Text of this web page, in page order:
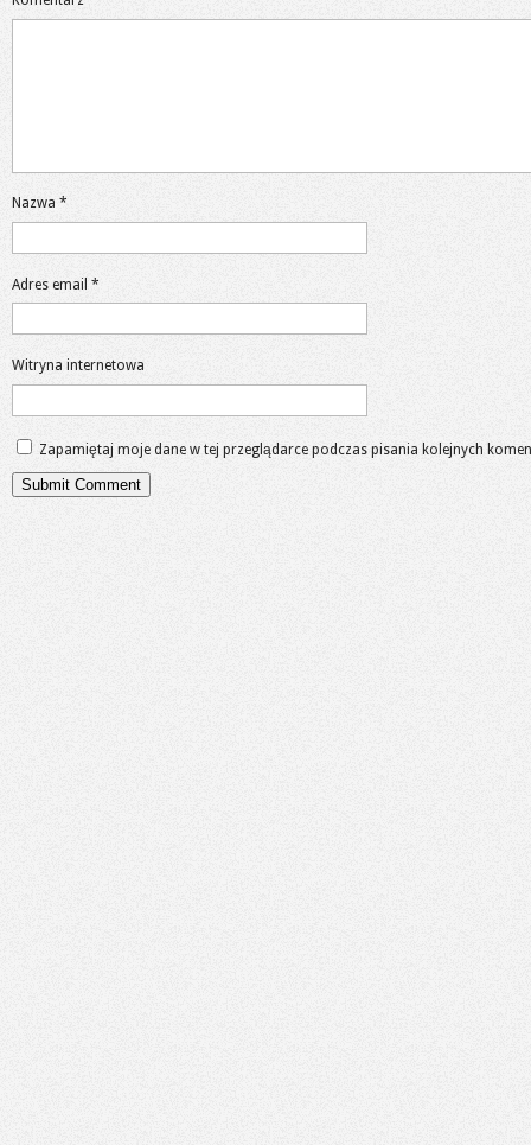
Nazwa *
Adres email *
Witryna internetowa
Zapamiętaj moje dane w tej przeglądarce podczas pisania kolejnych